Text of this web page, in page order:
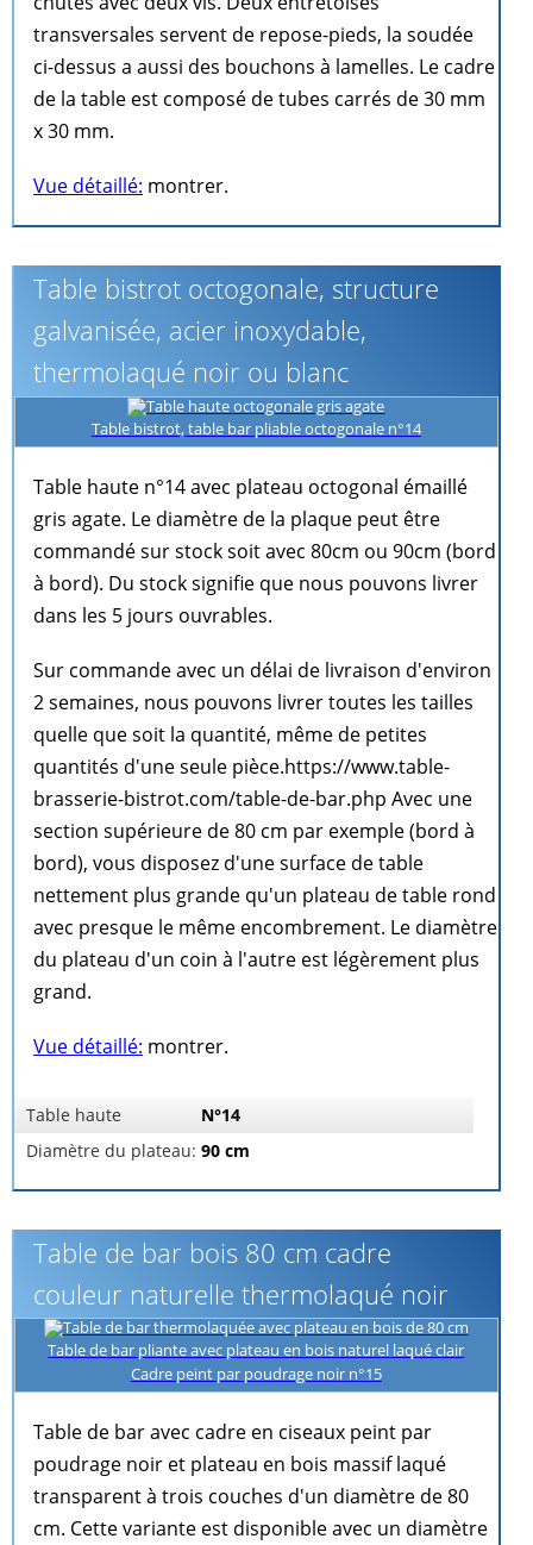
transversales servent de repose-pieds, la soudée
ci-dessus a aussi des bouchons à lamelles. Le cadre
de la table est composé de tubes carrés de 30 mm
x 30 mm.
Vue détaillé: montrer.
Table bistrot octogonale, structure
galvanisée, acier inoxydable,
thermolaqué noir ou blanc
Table bistrot, table bar pliable octogonale n°14
Table haute n°14 avec plateau octogonal émaillé
gris agate. Le diamètre de la plaque peut être
commandé sur stock soit avec 80cm ou 90cm (bord
à bord). Du stock signifie que nous pouvons livrer
dans les 5 jours ouvrables.
Sur commande avec un délai de livraison d'environ
2 semaines, nous pouvons livrer toutes les tailles
quelle que soit la quantité, même de petites
quantités d'une seule pièce.https://www.table-
brasserie-bistrot.com/table-de-bar.php Avec une
section supérieure de 80 cm par exemple (bord à
bord), vous disposez d'une surface de table
nettement plus grande qu'un plateau de table rond
avec presque le même encombrement. Le diamètre
du plateau d'un coin à l'autre est légèrement plus
grand.
Vue détaillé: montrer.
Table haute
N°14
Diamètre du plateau: 90 cm
Table de bar bois 80 cm cadre
couleur naturelle thermolaqué noir
Table de bar pliante avec plateau en bois naturel laqué clair
Cadre peint par poudrage noir n°15
Table de bar avec cadre en ciseaux peint par
poudrage noir et plateau en bois massif laqué
transparent à trois couches d'un diamètre de 80
cm. Cette variante est disponible avec un diamètre